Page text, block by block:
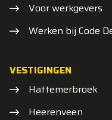
Voor werkgevers
Werken bij Code
VESTIGINGEN
Hattemerbroek
Heerenveen